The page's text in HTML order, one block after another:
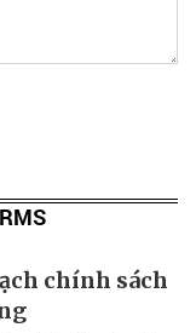
chính sách